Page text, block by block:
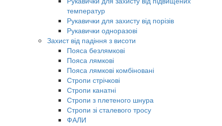
температур
Рукавички для захисту від порізів
Рукавички одноразові
Захист від падіння з висоти
Пояса безлямкові
Пояса лямкові
Пояса лямкові комбіновані
Стропи стрічкові
Стропи канатні
Стропи з плетеного шнура
Стропи зі сталевого тросу
ФАЛИ